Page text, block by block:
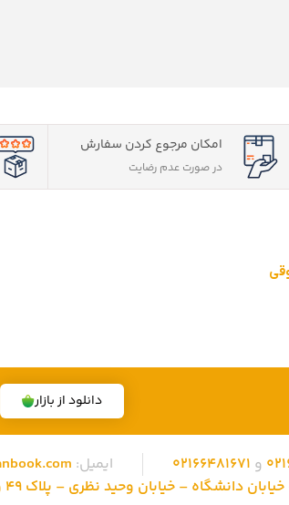
امکان مرجوع کردن سفارش
در صورت عدم رضایت
دانلود از بازار
و 02166481671 ایمیل:
– خیابان وحید نظری – پلاک 49 واحد 3 کد پستی: 1315686310